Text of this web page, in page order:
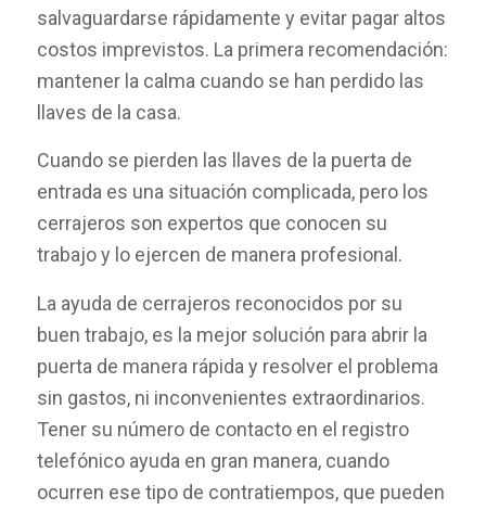
salvaguardarse rápidamente y evitar pagar altos
costos imprevistos. La primera recomendación:
mantener la calma cuando se han perdido las
llaves de la casa.
Cuando se pierden las llaves de la puerta de
entrada es una situación complicada, pero los
cerrajeros son expertos que conocen su
trabajo y lo ejercen de manera profesional.
La ayuda de cerrajeros reconocidos por su
buen trabajo, es la mejor solución para abrir la
puerta de manera rápida y resolver el problema
sin gastos, ni inconvenientes extraordinarios.
Tener su número de contacto en el registro
telefónico ayuda en gran manera, cuando
ocurren ese tipo de contratiempos, que pueden